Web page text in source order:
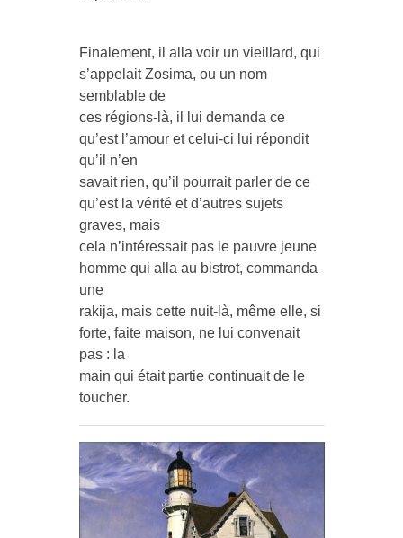
Finalement, il alla voir un vieillard, qui
s’appelait Zosima, ou un nom
semblable de
ces régions-là, il lui demanda ce
qu’est l’amour et celui-ci lui répondit
qu’il n’en
savait rien, qu’il pourrait parler de ce
qu’est la vérité et d’autres sujets
graves, mais
cela n’intéressait pas le pauvre jeune
homme qui alla au bistrot, commanda
une
rakija, mais cette nuit-là, même elle, si
forte, faite maison, ne lui convenait
pas : la
main qui était partie continuait de le
toucher.